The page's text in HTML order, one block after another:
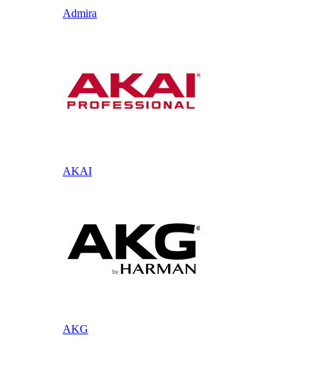
Admira
AKAI
AKG